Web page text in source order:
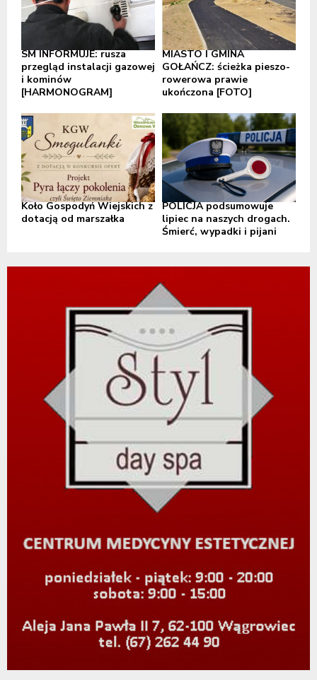
SM INFORMUJE: rusza
przegląd instalacji gazowej
i kominów
[HARMONOGRAM]
MIASTO I GMINA
GOŁAŃCZ: ścieżka pieszo-
rowerowa prawie
ukończona [FOTO]
Koło Gospodyń Wiejskich z
dotacją od marszałka
POLICJA podsumowuje
lipiec na naszych drogach.
Śmierć, wypadki i pijani